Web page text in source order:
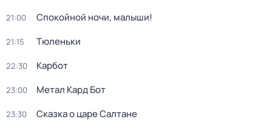
21:00 Спокойной ночи, малыши!
21:15 Тюленьки
22:30 Карбот
23:00 Метал Кард Бот
23:30 Сказка о царе Салтане